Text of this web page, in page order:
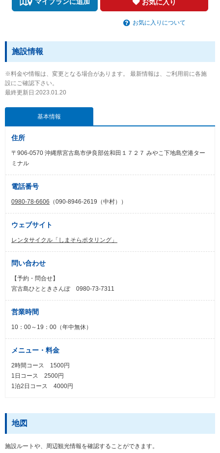
お気に入り
お気に入りについて
施設情報
※料金や情報は、変更となる場合があります。 最新情報は、ご利用前に各施
設にご確認下さい。
最終更新日:2023.01.20
基本情報
住所
〒906-0570 沖縄県宮古島市伊良部佐和田１７２７ みやこ下地島空港ター
ミナル
電話番号
0980-78-6606 （090-8946-2619（中村））
ウェブサイト
レンタサイクル「しまそらポタリング」
問い合わせ
【予約・問合せ】
宮古島ひとときさんぽ 0980-73-7311
営業時間
10：00～19：00（年中無休）
メニュー・料金
2時間コース 1500円
1日コース 2500円
1泊2日コース 4000円
地図
施設ルートや、周辺観光情報を確認することができます。